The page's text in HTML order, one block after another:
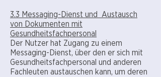
3.3 Messaging-Dienst und Austausch
von Dokumenten mit
Gesundheitsfachpersonal
Der Nutzer hat Zugang zu einem
Messaging-Dienst, über den er sich mit
Gesundheitsfachpersonal und anderen
Fachleuten austauschen kann, um deren